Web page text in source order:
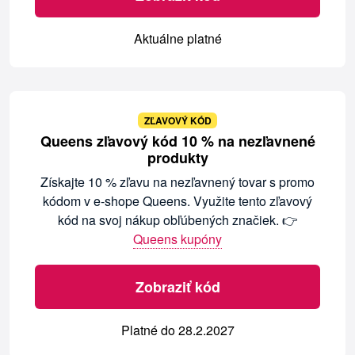
Aktuálne platné
ZĽAVOVÝ KÓD
Queens zľavový kód 10 % na nezľavnené
produkty
Získajte 10 % zľavu na nezľavnený tovar s promo
kódom v e-shope Queens. Využite tento zľavový
kód na svoj nákup obľúbených značiek. 👉
Queens kupóny
Zobraziť kód
Platné do 28.2.2027